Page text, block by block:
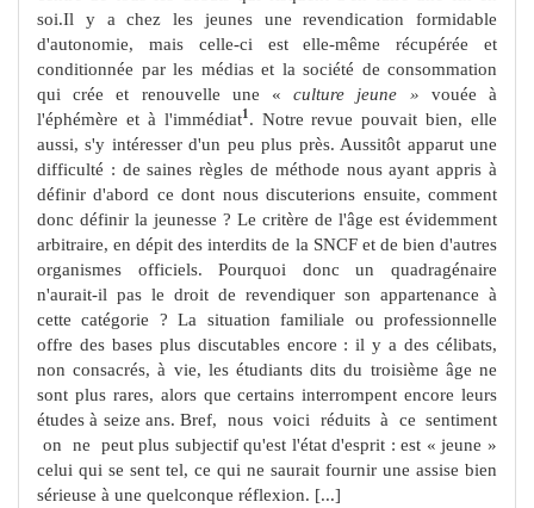
soi.Il y a chez les jeunes une revendication formidable
d'auto­nomie, mais celle-ci est elle-même récupérée et
conditionnée par les médias et la société de consommation
qui crée et renouvelle une «culture jeune » vouée à
l'éphémère et à l'immédiat1 . Notre revue pouvait bien, elle
aussi, s'y intéres­ser d'un peu plus près. Aussitôt apparut une
difficulté : de saines règles de méthode nous ayant appris à
définir d'abord ce dont nous discuterions ensuite, comment
donc définir la jeunesse ? Le critère de l'âge est évidemment
arbitraire, en dépit des interdits de la SNCF et de bien d'autres
organismes officiels. Pourquoi donc un quadragénaire
n'aurait-il pas le droit de revendiquer son appartenance à
cette catégorie ? La situation familiale ou professionnelle
offre des bases plus discutables encore : il y a des célibats,
non consacrés, à vie, les étudiants dits du troisième âge ne
sont plus rares, alors que certains interrompent encore leurs
études à seize ans. Bref, nous voici réduits à ce sentiment
on ne peut plus subjectif qu'est l'état d'esprit : est « jeune »
celui qui se sent tel, ce qui ne saurait fournir une assise bien
sérieuse à une quelconque réflexion. [...]